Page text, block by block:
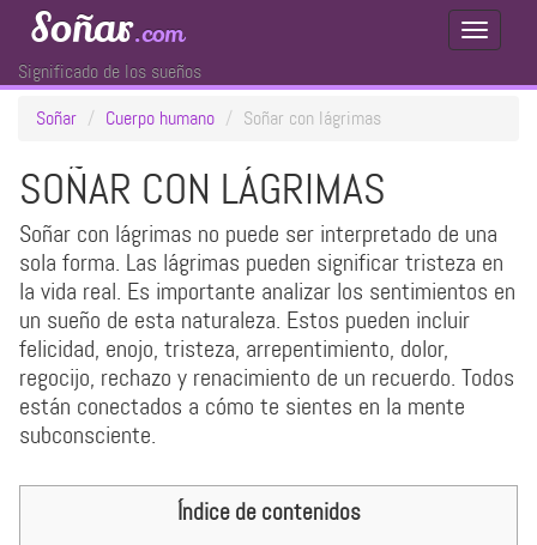
Toggle
Soñar.com
Significado de los sueños
Soñar
Cuerpo humano Soñar con lágrimas
SOÑAR CON LÁGRIMAS
Soñar con lágrimas no puede ser interpretado de una
sola forma. Las lágrimas pueden significar tristeza en
la vida real. Es importante analizar los sentimientos en
un sueño de esta naturaleza. Estos pueden incluir
felicidad, enojo, tristeza, arrepentimiento, dolor,
regocijo, rechazo y renacimiento de un recuerdo. Todos
están conectados a cómo te sientes en la mente
subconsciente.
Índice de contenidos